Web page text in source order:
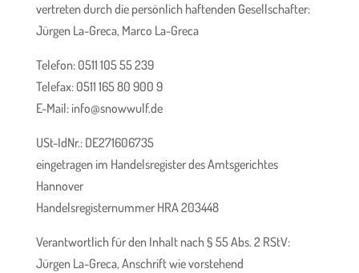
vertreten durch die persönlich haftenden Gesellschafter:
Jürgen La-Greca, Marco La-Greca
Telefon: 0511 105 55 239
Telefax: 0511 165 80 900 9
E-Mail: info@snowwulf.de
USt-IdNr.: DE271606735
eingetragen im Handelsregister des Amtsgerichtes
Hannover
Handelsregisternummer HRA 203448
Verantwortlich für den Inhalt nach § 55 Abs. 2 RStV:
Jürgen La-Greca, Anschrift wie vorstehend